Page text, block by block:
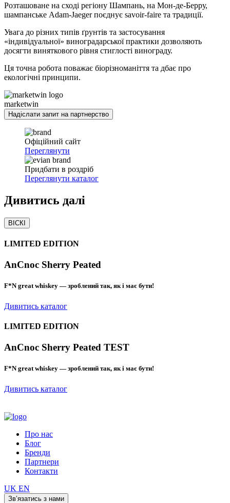
Розташоване на сході регіону Шампань, на Мон-де-Берру,
шампанське Adam-Jaeger поєднує savoir-faire та традиції.
Увага до різних типів ґрунтів та застосування
«індивідуальної» виноградарської практики дозволяють
досягти виняткового рівня стиглості винограду.
Ця точна робота поважає біорізноманіття та дбає про
екологічні принципи.
marketwin
Надіслати запит на партнерство
Офіційний сайт
Переглянути
Придбати в роздріб
Переглянути каталог
Дивитись далі
ВІСКІ
LIMITED EDITION
AnCnoc Sherry Peated
F*N great whiskey — зроблений так, як і має бути!
Дивитись каталог
LIMITED EDITION
AnCnoc Sherry Peated TEST
F*N great whiskey — зроблений так, як і має бути!
Дивитись каталог
Про нас
Блог
Бренди
Партнери
Контакти
UK EN
Зв’язатись з нами